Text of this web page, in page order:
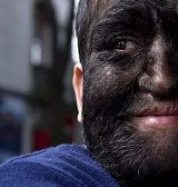
[VIDEO] ‘Saya tiada
Teresa
Isu sijil halal: Jaga
Sementara itu,
adalah susulan
Teresa berhubung
"Sebanyak 20 soalan